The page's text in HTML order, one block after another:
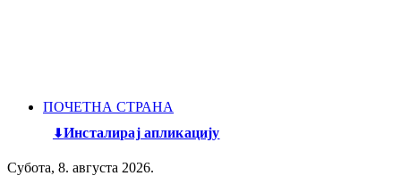
ПОЧЕТНА СТРАНА
Инсталирај апликацију
Субота, 8. августа 2026.